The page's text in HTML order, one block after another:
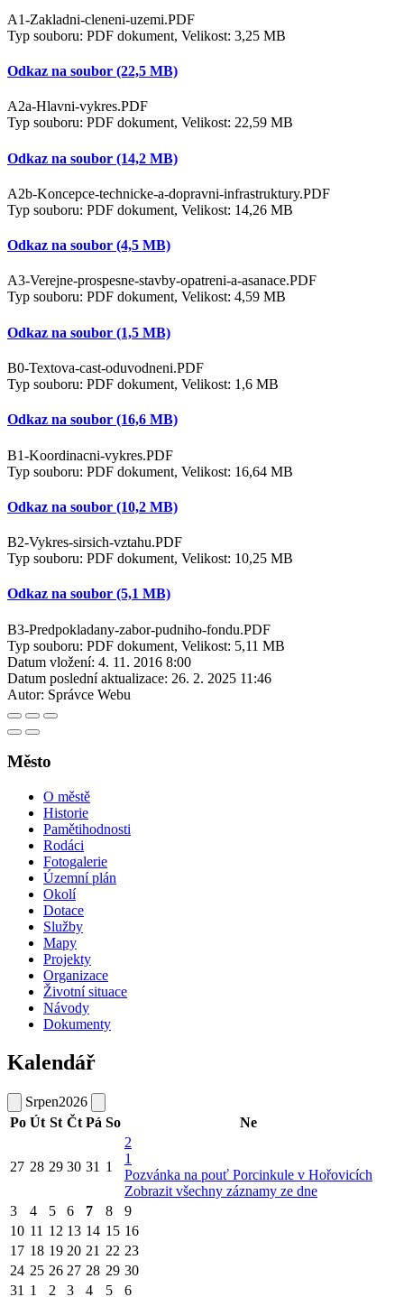
A1-Zakladni-cleneni-uzemi.PDF
Typ souboru: PDF dokument, Velikost: 3,25 MB
Odkaz na soubor (22,5 MB)
A2a-Hlavni-vykres.PDF
Typ souboru: PDF dokument, Velikost: 22,59 MB
Odkaz na soubor (14,2 MB)
A2b-Koncepce-technicke-a-dopravni-infrastruktury.PDF
Typ souboru: PDF dokument, Velikost: 14,26 MB
Odkaz na soubor (4,5 MB)
A3-Verejne-prospesne-stavby-opatreni-a-asanace.PDF
Typ souboru: PDF dokument, Velikost: 4,59 MB
Odkaz na soubor (1,5 MB)
B0-Textova-cast-oduvodneni.PDF
Typ souboru: PDF dokument, Velikost: 1,6 MB
Odkaz na soubor (16,6 MB)
B1-Koordinacni-vykres.PDF
Typ souboru: PDF dokument, Velikost: 16,64 MB
Odkaz na soubor (10,2 MB)
B2-Vykres-sirsich-vztahu.PDF
Typ souboru: PDF dokument, Velikost: 10,25 MB
Odkaz na soubor (5,1 MB)
B3-Predpokladany-zabor-pudniho-fondu.PDF
Typ souboru: PDF dokument, Velikost: 5,11 MB
Datum vložení: 4. 11. 2016 8:00
Datum poslední aktualizace: 26. 2. 2025 11:46
Autor: Správce Webu
Město
O městě
Historie
Pamětihodnosti
Rodáci
Fotogalerie
Územní plán
Okolí
Dotace
Služby
Mapy
Projekty
Organizace
Životní situace
Návody
Dokumenty
Kalendář
Srpen2026
Po Út St Čt Pá So Ne
27 28 29 30 31 1
2
1
Pozvánka na pouť Porcinkule v Hořovicích
Zobrazit všechny záznamy ze dne
3
4 5 6 7 8
9
10 11 12 13 14 15 16
17 18 19 20 21 22 23
24 25 26 27 28 29 30
31 1 2 3 4 5 6